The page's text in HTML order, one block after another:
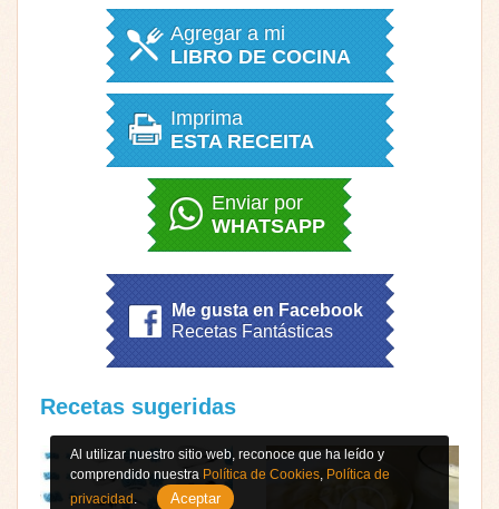
Agregar a mi
LIBRO DE COCINA
Imprima
ESTA RECEITA
Enviar por
WHATSAPP
Me gusta en Facebook
Recetas Fantásticas
Recetas sugeridas
Al utilizar nuestro sitio web, reconoce que ha leído y
comprendido nuestra Política de Cookies, Política de
privacidad . Aceptar